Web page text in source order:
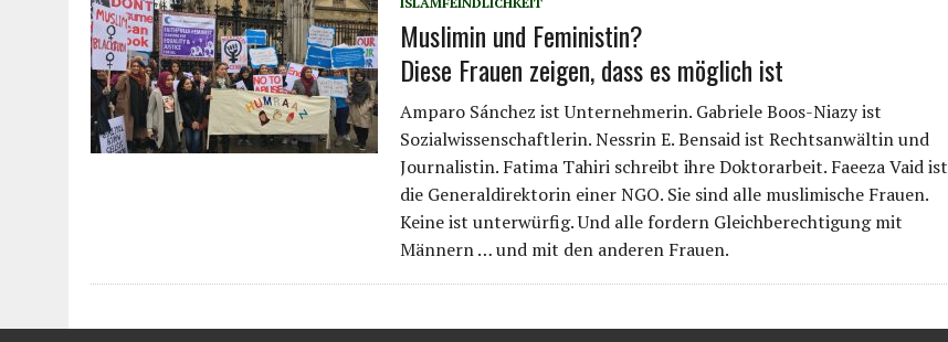
Muslimin und Feministin?
Diese Frauen zeigen, dass es möglich ist
Amparo Sánchez ist Unternehmerin. Gabriele Boos-Niazy ist
Sozialwissenschaftlerin. Nessrin E. Bensaid ist Rechtsanwältin und
Journalistin. Fatima Tahiri schreibt ihre Doktorarbeit. Faeeza Vaid ist
die Generaldirektorin einer NGO. Sie sind alle muslimische Frauen.
Keine ist unterwürfig. Und alle fordern Gleichberechtigung mit
Männern … und mit den anderen Frauen.